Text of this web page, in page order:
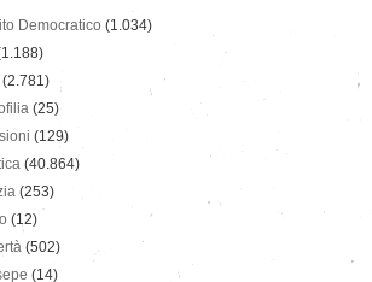
Democratico (1.034)
(2.781)
(25)
(129)
(40.864)
(253)
(12)
(502)
(14)